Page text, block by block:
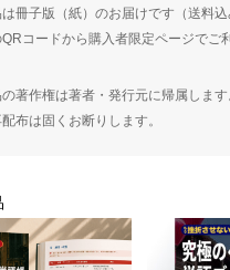
冊子版（紙）のお届けです（送料
コードから購入者限定ページでご
著作権は著者・発行元に帰属しま
布は固くお断りします。